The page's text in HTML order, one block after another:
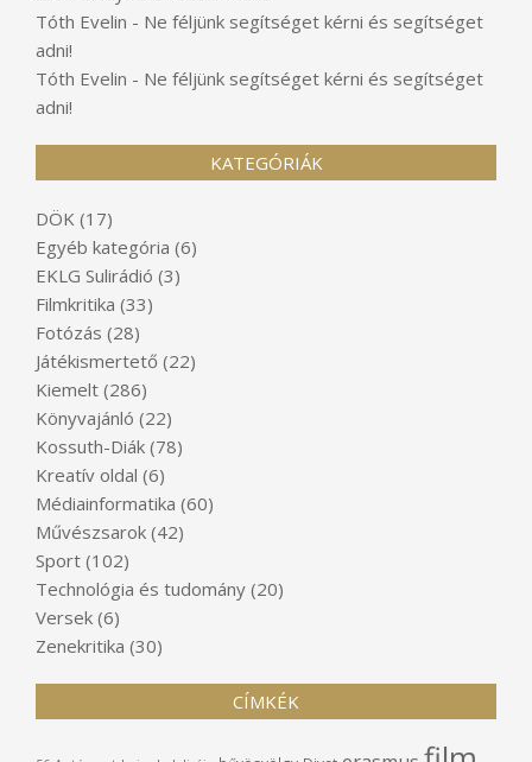
Tóth Evelin - Ne féljünk segítséget kérni és segítséget
adni!
Tóth Evelin - Ne féljünk segítséget kérni és segítséget
adni!
KATEGÓRIÁK
DÖK (17)
Egyéb kategória (6)
EKLG Sulirádió (3)
Filmkritika (33)
Fotózás (28)
Játékismertető (22)
Kiemelt (286)
Könyvajánló (22)
Kossuth-Diák (78)
Kreatív oldal (6)
Médiainformatika (60)
Művészsarok (42)
Sport (102)
Technológia és tudomány (20)
Versek (6)
Zenekritika (30)
CÍMKÉK